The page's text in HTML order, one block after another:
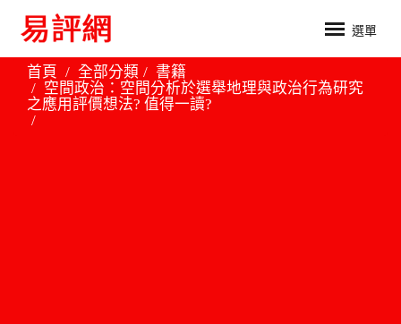
選單
首頁 全部分類
書籍
空間政治：空間分析於選舉地理與政治行為研究
之應用評價想法? 值得一讀?